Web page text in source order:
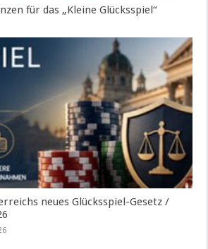
für das „Kleine Glücksspiel“
neues Glücksspiel-Gesetz /